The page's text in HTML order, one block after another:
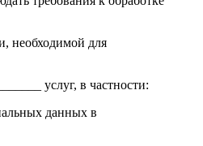
необходимой для
услуг, в частности:
данных в